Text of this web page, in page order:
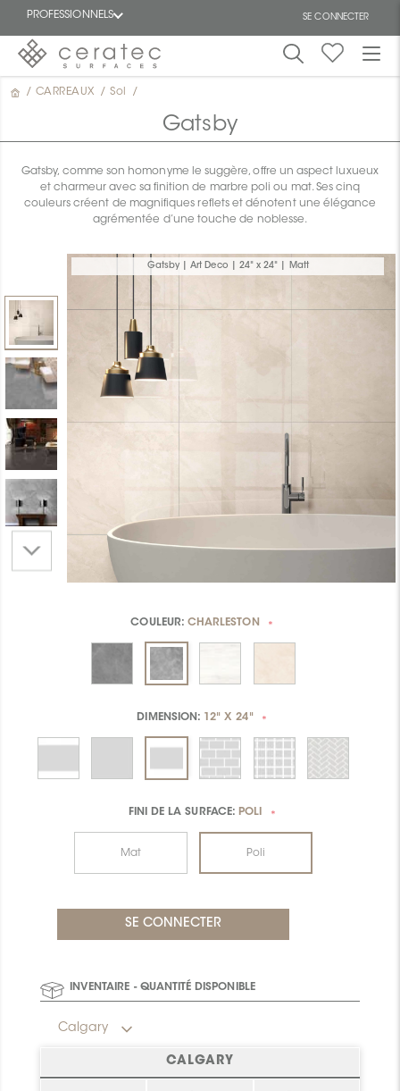
PROFESSIONNELS SE CONNECTER
En
/ CARREAUX / Sol /
Gatsby
Gatsby, comme son homonyme le suggère, offre un aspect luxueux
et charmeur avec sa finition de marbre poli ou mat. Ses cinq
couleurs créent de magnifiques reflets et dénotent une élégance
agrémentée d’une touche de noblesse.
Gatsby | Art Deco | 24" x 24" | Matt
COULEUR: CHARLESTON *
DIMENSION: 12" X 24" *
FINI DE LA SURFACE: POLI *
Mat Poli
INVENTAIRE - QUANTITÉ DISPONIBLE
Calgary
CALGARY